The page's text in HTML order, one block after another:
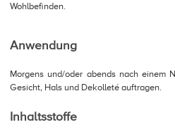
Wohlbefinden.
Anwendung
Morgens und/oder abends nach einem
Gesicht, Hals und Dekolleté auftragen.
Inhaltsstoffe